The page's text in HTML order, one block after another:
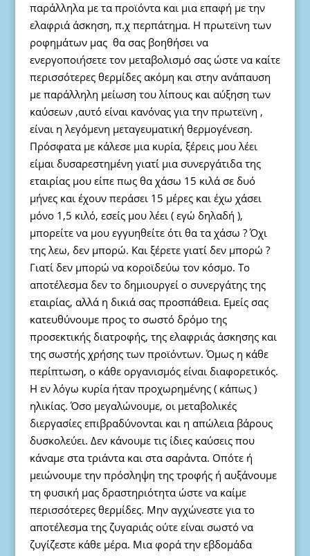
παράλληλα με τα προϊόντα και μια επαφή με την
ελαφριά άσκηση, π.χ περπάτημα. Η πρωτεϊνη των
ροφημάτων μας θα σας βοηθήσει να
ενεργοποιήσετε τον μεταβολισμό σας ώστε να καίτε
περισσότερες θερμίδες ακόμη και στην ανάπαυση
με παράλληλη μείωση του λίπους και αύξηση των
καύσεων ,αυτό είναι κανόνας για την πρωτεϊνη ,
είναι η λεγόμενη μεταγευματική θερμογένεση.
Πρόσφατα με κάλεσε μια κυρία, ξέρεις μου λέει
είμαι δυσαρεστημένη γιατί μια συνεργάτιδα της
εταιρίας μου είπε πως θα χάσω 15 κιλά σε δυό
μήνες και έχουν περάσει 15 μέρες και έχω χάσει
μόνο 1,5 κιλό, εσείς μου λέει ( εγώ δηλαδή ),
μπορείτε να μου εγγυηθείτε ότι θα τα χάσω ? Όχι
της λεω, δεν μπορώ. Και ξέρετε γιατί δεν μπορώ ?
Γιατί δεν μπορώ να κοροϊδεύω τον κόσμο. Το
αποτέλεσμα δεν το δημιουργεί ο συνεργάτης της
εταιρίας, αλλά η δικιά σας προσπάθεια. Εμείς σας
κατευθύνουμε προς το σωστό δρόμο της
προσεκτικής διατροφής, της ελαφριάς άσκησης και
της σωστής χρήσης των προϊόντων. Όμως η κάθε
περίπτωση, ο κάθε οργανισμός είναι διαφορετικός.
Η εν λόγω κυρία ήταν προχωρημένης ( κάπως )
ηλικίας. Όσο μεγαλώνουμε, οι μεταβολικές
διεργασίες επιβραδύνονται και η απώλεια βάρους
δυσκολεύει. Δεν κάνουμε τις ίδιες καύσεις που
κάναμε στα τριάντα και στα σαράντα. Οπότε ή
μειώνουμε την πρόσληψη της τροφής ή αυξάνουμε
τη φυσική μας δραστηριότητα ώστε να καίμε
περισσότερες θερμίδες. Μην αγχώνεστε για το
αποτέλεσμα της ζυγαριάς ούτε είναι σωστό να
ζυγίζεστε κάθε μέρα. Μια φορά την εβδομάδα